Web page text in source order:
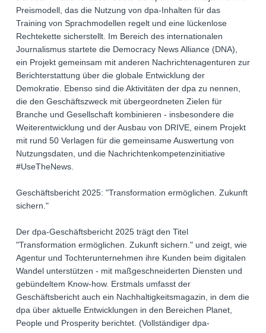
Preismodell, das die Nutzung von dpa-Inhalten für das
Training von Sprachmodellen regelt und eine lückenlose
Rechtekette sicherstellt. Im Bereich des internationalen
Journalismus startete die Democracy News Alliance (DNA),
ein Projekt gemeinsam mit anderen Nachrichtenagenturen zur
Berichterstattung über die globale Entwicklung der
Demokratie. Ebenso sind die Aktivitäten der dpa zu nennen,
die den Geschäftszweck mit übergeordneten Zielen für
Branche und Gesellschaft kombinieren - insbesondere die
Weiterentwicklung und der Ausbau von DRIVE, einem Projekt
mit rund 50 Verlagen für die gemeinsame Auswertung von
Nutzungsdaten, und die Nachrichtenkompetenzinitiative
#UseTheNews.
Geschäftsbericht 2025: "Transformation ermöglichen. Zukunft
sichern."
Der dpa-Geschäftsbericht 2025 trägt den Titel
"Transformation ermöglichen. Zukunft sichern." und zeigt, wie
Agentur und Tochterunternehmen ihre Kunden beim digitalen
Wandel unterstützen - mit maßgeschneiderten Diensten und
gebündeltem Know-how. Erstmals umfasst der
Geschäftsbericht auch ein Nachhaltigkeitsmagazin, in dem die
dpa über aktuelle Entwicklungen in den Bereichen Planet,
People und Prosperity berichtet. (Vollständiger dpa-